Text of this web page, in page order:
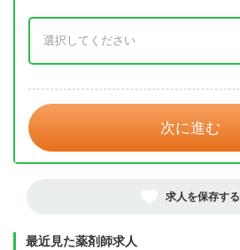
次に進む
求人を保存する
最近見た薬剤師求人